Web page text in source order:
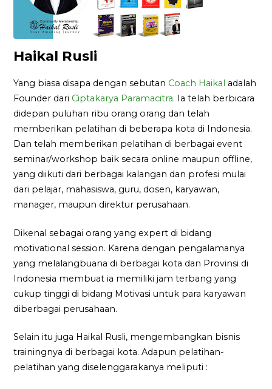
Haikal Rusli
Yang biasa disapa dengan sebutan Coach Haikal adalah
Founder dari Ciptakarya Paramacitra. Ia telah berbicara
didepan puluhan ribu orang orang dan telah
memberikan pelatihan di beberapa kota di Indonesia.
Dan telah memberikan pelatihan di berbagai event
seminar/workshop baik secara online maupun offline,
yang diikuti dari berbagai kalangan dan profesi mulai
dari pelajar, mahasiswa, guru, dosen, karyawan,
manager, maupun direktur perusahaan.
Dikenal sebagai orang yang expert di bidang
motivational session. Karena dengan pengalamanya
yang melalangbuana di berbagai kota dan Provinsi di
Indonesia membuat ia memiliki jam terbang yang
cukup tinggi di bidang Motivasi untuk para karyawan
diberbagai perusahaan.
Selain itu juga Haikal Rusli, mengembangkan bisnis
trainingnya di berbagai kota. Adapun pelatihan-
pelatihan yang diselenggarakanya meliputi :